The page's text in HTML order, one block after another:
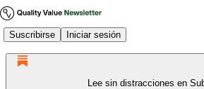
Suscribirse Iniciar sesión
Lee sin distracciones en